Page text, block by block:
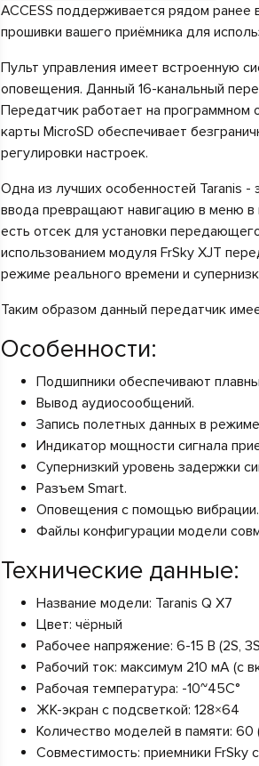
ACCESS поддерживается рядом ранее
прошивки вашего приёмника для
Пульт управления имеет встроенную
оповещения. Данный 16-канальный
Передатчик работает на программном
карты MicroSD обеспечивает
регулировки настроек.
Одна из лучших особенностей Taranis -
ввода превращают навигацию в меню
есть отсек для установки
использованием модуля FrSky XJT
режиме реального времени и
Таким образом данный передатчик
Особенности:
Подшипники обеспечивают
Вывод аудиосообщений.
Запись полетных данных в
Индикатор мощности сигнала
Супернизкий уровень задержки
Разъем Smart.
Оповещения с помощью вибрации.
Файлы конфигурации модели
Технические данные:
Название модели: Taranis Q X7
Цвет: чёрный
Рабочее напряжение: 6-15 В (2S,
Рабочий ток: максимум 210 мА (с
Рабочая температура: -10~45С°
ЖК-экран с подсветкой: 128×64
Количество моделей в памяти:
Совместимость: приемники FrSky